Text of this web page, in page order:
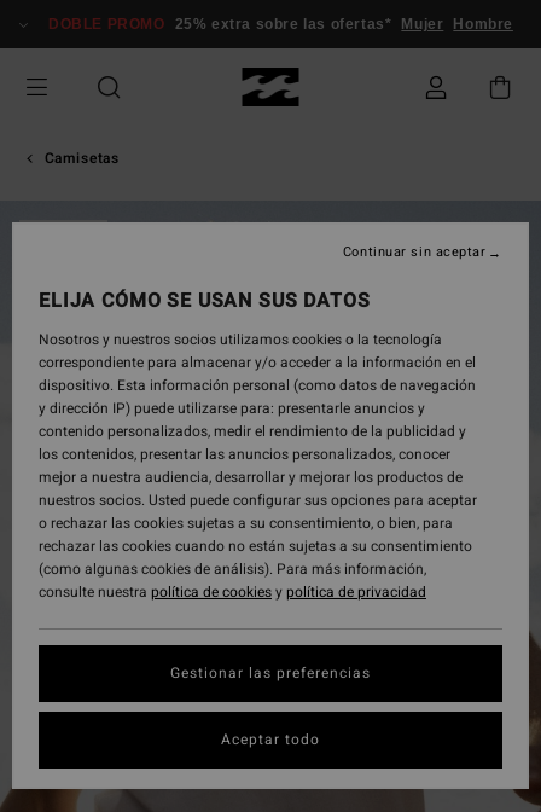
información
DOBLE PROMO 25% extra sobre las ofertas* Mujer Hombre
Camisetas
ELIJA CÓMO SE USAN SUS DATOS
Nosotros y nuestros socios utilizamos cookies o la tecnología
correspondiente para almacenar y/o acceder a la información en el
dispositivo. Esta información personal (como datos de navegación
y dirección IP) puede utilizarse para: presentarle anuncios y
contenido personalizados, medir el rendimiento de la publicidad y
los contenidos, presentar las anuncios personalizados, conocer
mejor a nuestra audiencia, desarrollar y mejorar los productos de
nuestros socios. Usted puede configurar sus opciones para aceptar
o rechazar las cookies sujetas a su consentimiento, o bien, para
rechazar las cookies cuando no están sujetas a su consentimiento
(como algunas cookies de análisis). Para más información,
consulte nuestra política de cookiesypolítica de privacidad
Gestionar las preferencias
Continuar sin aceptar
Aceptar todo